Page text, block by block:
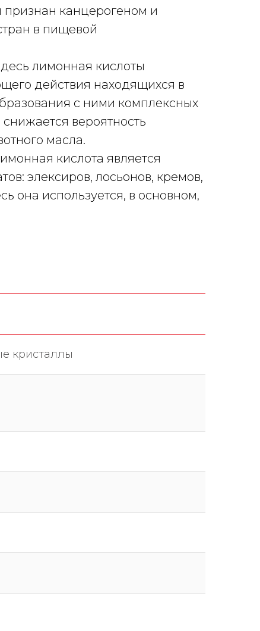
признан канцерогеном и
в пищевой
лимонная кислоты
действия находящихся в
с ними комплексных
вероятность
масла.
кислота является
элексиров, лосьонов, кремов,
она используется, в основном,
кристаллы